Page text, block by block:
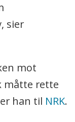
sier
mot
måtte rette
han til NRK.